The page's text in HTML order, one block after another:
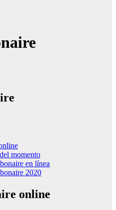
momento
en línea
2020
online